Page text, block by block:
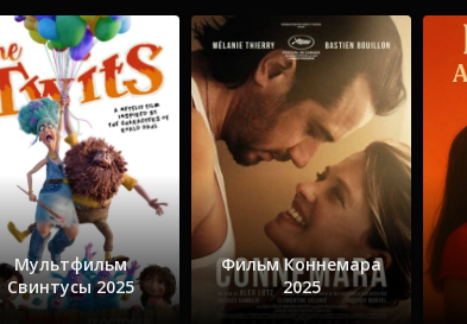
Мультфильм
Свинтусы 2025
Фильм Коннемара
2025